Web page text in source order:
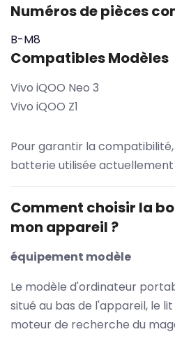
Numéros de pièces
B-M8
Compatibles Modèles
Vivo iQOO Neo 3
Vivo iQOO Z1
Pour garantir la
batterie utilisée
Comment choisir la
mon appareil ?
équipement modèle
Le modèle d'ordinateur
situé au bas de l'appareil, le
moteur de recherche du